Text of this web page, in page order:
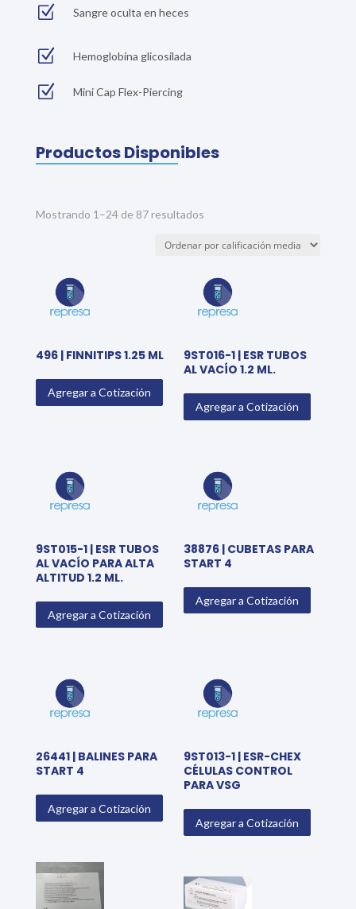
Z Sangre oculta en heces
Z Hemoglobina glicosilada
Z Mini Cap Flex-Piercing
Productos Disponibles
Mostrando 1–24 de 87 resultadosSorted
average
496 | FINNITIPS 1.25 ML
Agregar a Cotización
9ST016-1 | ESR TUBOS
AL VACÍO 1.2 ML.
Agregar a Cotización
9ST015-1 | ESR TUBOS
AL VACÍO PARA ALTA
ALTITUD 1.2 ML.
Agregar a Cotización
38876 | CUBETAS PARA
START 4
Agregar a Cotización
26441 | BALINES PARA
START 4
Agregar a Cotización
9ST013-1 | ESR-CHEX
CÉLULAS CONTROL
PARA VSG
Agregar a Cotización